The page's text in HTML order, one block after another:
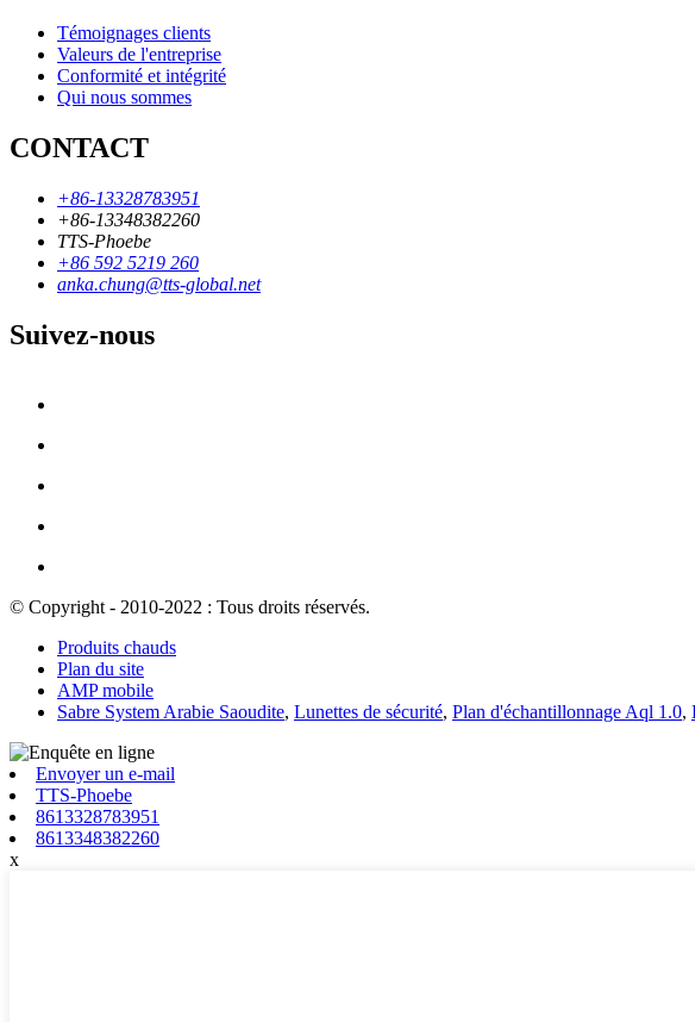
Témoignages clients
Valeurs de l'entreprise
Conformité et intégrité
Qui nous sommes
CONTACT
+86-13328783951
+86-13348382260
TTS-Phoebe
+86 592 5219 260
anka.chung@tts-global.net
Suivez-nous
© Copyright - 2010-2022 : Tous droits réservés.
Produits chauds
Plan du site
AMP mobile
Sabre System Arabie Saoudite, Lunettes de sécurité, Plan d'échantillonnage Aql 1.0,
Envoyer un e-mail
TTS-Phoebe
8613328783951
8613348382260
x